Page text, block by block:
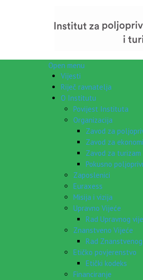
Open menu
Vijesti
Riječ ravnatelja
O Institutu
Povijest Instituta
Organizacija
Zavod za
Zavod za
Zavod za turizam
Pokusno
Zaposlenici
Euraxess
Misija i vizija
Upravno Vijeće
Rad Upravnog
Znanstveno Vijeće
Rad
Etičko povjerenstvo
Etički kodeks
Financiranje